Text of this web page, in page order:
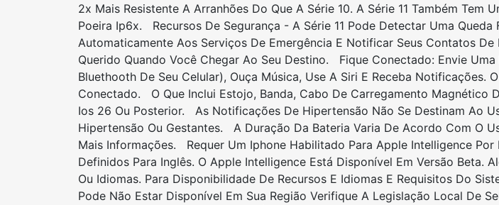
2x Mais Resistente A Arranhões Do Que A Série 10. A Série 11 Também
Poeira Ip6x. Recursos De Segurança - A Série 11 Pode Detectar Uma
Automaticamente Aos Serviços De Emergência E Notificar Seus Contatos
Querido Quando Você Chegar Ao Seu Destino. Fique Conectado: Envie
Bluethooth De Seu Celular), Ouça Música, Use A Siri E Receba Notificações.
Conectado. O Que Inclui Estojo, Banda, Cabo De Carregamento Magnético
Ios 26 Ou Posterior. As Notificações De Hipertensão Não Se Destinam Ao
Hipertensão Ou Gestantes. A Duração Da Bateria Varia De Acordo Com O
Mais Informações. Requer Um Iphone Habilitado Para Apple Intelligence
Definidos Para Inglês. O Apple Intelligence Está Disponível Em Versão Beta.
Ou Idiomas. Para Disponibilidade De Recursos E Idiomas E Requisitos Do
Pode Não Estar Disponível Em Sua Região Verifique A Legislação Local De